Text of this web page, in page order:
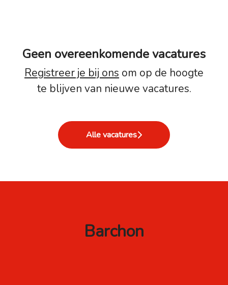
Geen overeenkomende vacatures
Registreer je bij ons om op de hoogte
te blijven van nieuwe vacatures.
Alle vacatures
Barchon